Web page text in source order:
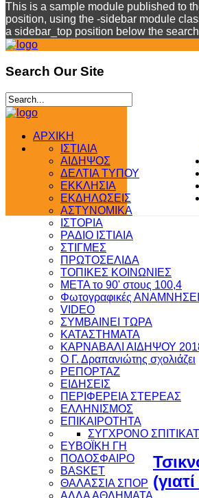
This is a sample module published to
position, using the -sidebar module
a sidebar_top position below the
Search Our Site
ΑΡΧΙΚΗ
ΙΣΤΙΑΙΑ
ΑΙΔΗΨΟΣ
ΔΕΛΤΙΑ ΤΥΠΟΥ
ΕΚΚΛΗΣΙΑ
ΕΚΔΗΛΩΣΕΙΣ
ΑΣΤΥΝΟΜΙΚΑ
ΙΣΤΟΡΙΑ
ΡΑΔΙΟ ΙΣΤΙΑΙΑ
ΣΤΙΓΜΕΣ
ΠΡΩΤΟΣΕΛΙΔΑ
ΤΟΠΙΚΕΣ ΚΟΙΝΩΝΙΕΣ
ΜΕΤΑ το 90' στους 100,4
Φωτογραφικές
VIDEO
ΣΥΜΒΑΙΝΕΙ ΤΩΡΑ
ΚΑΤΑΣΤΗΜΑΤΑ
ΚΑΡΝΑΒΑΛΙ ΑΙΔΗΨΟΥ
Ο Γ. Δραπανιώτης σχολιάζει
ΡΕΠΟΡΤΑΖ
ΕΙΔΗΣΕΙΣ
ΠΕΡΙΦΕΡΕΙΑ ΣΤΕΡΕΑΣ
ΕΛΛΗΝΙΣΜΟΣ
ΕΠΙΚΑΙΡΟΤΗΤΑ
ΣΥΓΧΡΟΝΟ ΣΠΙΤΙ
ΕΥΒΟΪΚΗ ΓΗ
ΠΟΔΟΣΦΑΙΡΟ
BASKET
ΘΑΛΑΣΣΙΑ ΣΠΟΡ
ΑΛΛΑ ΑΘΛΗΜΑΤΑ